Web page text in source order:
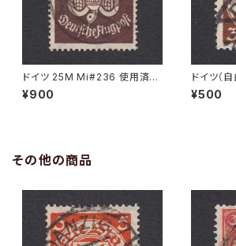
ドイツ 25M Mi#236 使用済み
切手｜BRESLAU 8.6.1923
¥900
ドイツ（
f Mi#216
NZIG
¥500
その他の商品